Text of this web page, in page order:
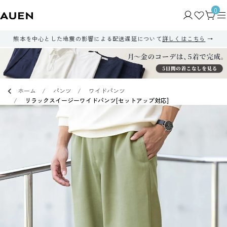
0
熊本を中心とした地震の影響による配送遅延について詳しくはこちら
ホーム パンツ
ワイドパンツ
リラックスイージーワイドパンツ[セットアップ対応]